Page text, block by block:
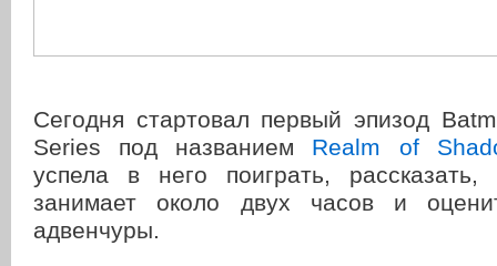
Сегодня стартовал первый эпизод
Series под названием Realm of
успела в него поиграть, рассказать,
занимает около двух часов и
адвенчуры.